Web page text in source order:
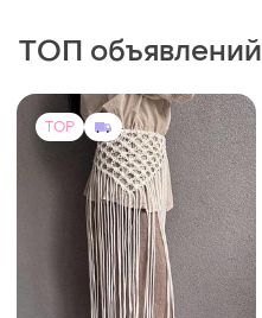
ТОП объявлений
TOP